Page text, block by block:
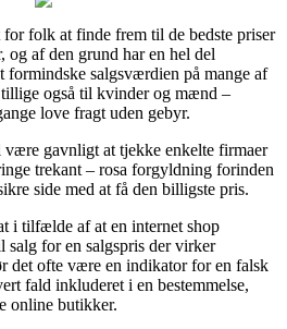
folk at finde frem til de bedste priser
og af den grund har en hel del
formindske salgsværdien på mange af
også til kvinder og mænd –
love fragt uden gebyr.
være gavnligt at tjekke enkelte firmaer
trekant – rosa forgyldning forinden
side med at få den billigste pris.
i tilfælde af at en internet shop
salg for en salgspris der virker
det ofte være en indikator for en falsk
fald inkluderet i en bestemmelse,
online butikker.